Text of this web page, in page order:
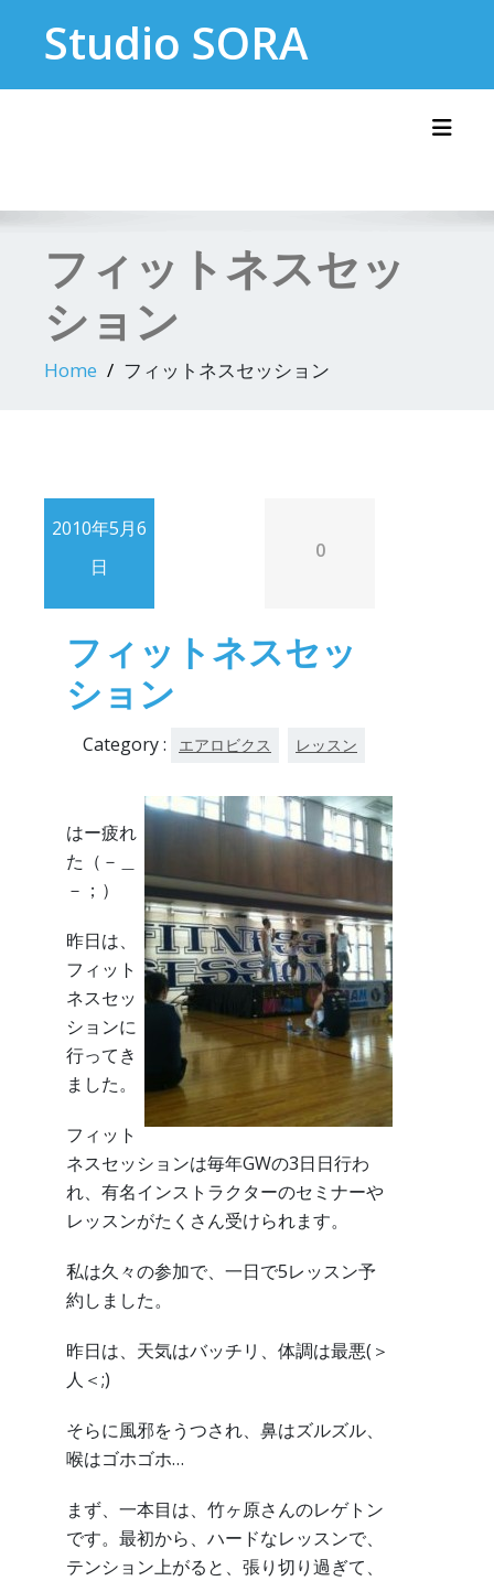
contentStudio SORA
フィットネスセッ
ション
Home フィットネスセッション
2010年5月6
日
0
フィットネスセッ
ション
Category : エアロビクス レッスン
はー疲れ
た（－＿
－；）
昨日は、
フィット
ネスセッ
ションに
行ってき
ました。
フィット
ネスセッションは毎年GWの3日日行わ
れ、有名インストラクターのセミナーや
レッスンがたくさん受けられます。
私は久々の参加で、一日で5レッスン予
約しました。
昨日は、天気はバッチリ、体調は最悪(＞
人＜;)
そらに風邪をうつされ、鼻はズルズル、
喉はゴホゴホ…
まず、一本目は、竹ヶ原さんのレゲトン
です。最初から、ハードなレッスンで、
テンション上がると、張り切り過ぎて、